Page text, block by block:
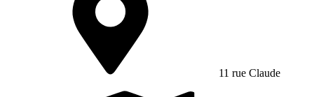
11 rue Claude